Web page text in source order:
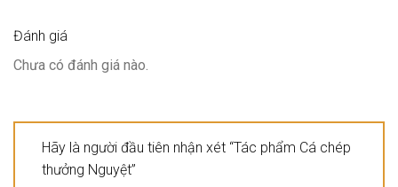
Đánh giá
Chưa có đánh giá nào.
Hãy là người đầu tiên nhận xét “Tác phẩm Cá chép
thưởng Nguyệt”